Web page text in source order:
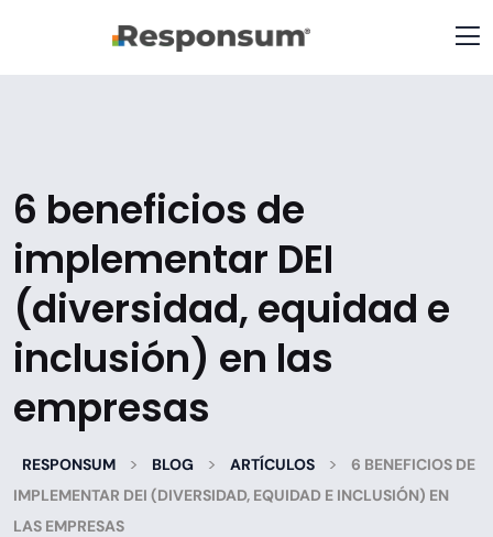
6 beneficios de
implementar DEI
(diversidad, equidad e
inclusión) en las
empresas
RESPONSUM > BLOG > ARTÍCULOS >
6 BENEFICIOS DE
IMPLEMENTAR DEI (DIVERSIDAD, EQUIDAD E INCLUSIÓN) EN
LAS EMPRESAS